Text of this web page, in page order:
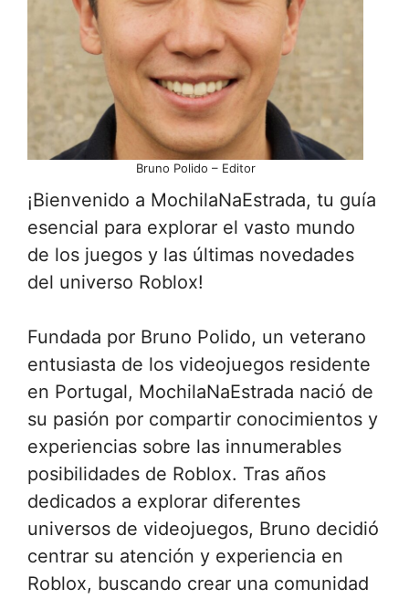
Bruno Polido – Editor
¡Bienvenido a MochilaNaEstrada, tu guía
esencial para explorar el vasto mundo
de los juegos y las últimas novedades
del universo Roblox!
Fundada por Bruno Polido, un veterano
entusiasta de los videojuegos residente
en Portugal, MochilaNaEstrada nació de
su pasión por compartir conocimientos y
experiencias sobre las innumerables
posibilidades de Roblox. Tras años
dedicados a explorar diferentes
universos de videojuegos, Bruno decidió
centrar su atención y experiencia en
Roblox, buscando crear una comunidad